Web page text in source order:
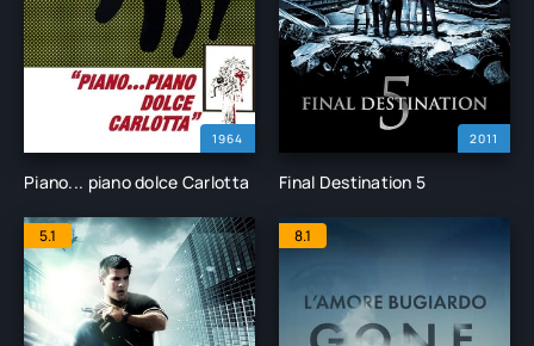
1964
Piano... piano dolce Carlotta
2011
Final Destination 5
5.1 8.1